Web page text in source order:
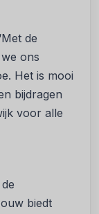
de
ons
Het is mooi
bijdragen
voor alle
biedt